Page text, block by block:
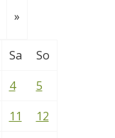
»
Sa
So
4
5
11
12